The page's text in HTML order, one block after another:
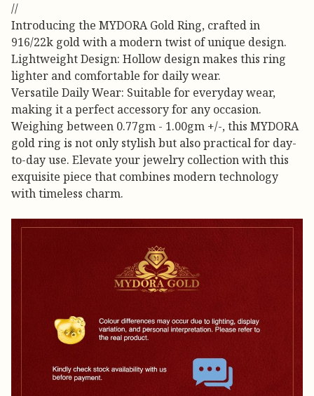
//
Introducing the MYDORA Gold Ring, crafted in
916/22k gold with a modern twist of unique design.
Lightweight Design: Hollow design makes this ring
lighter and comfortable for daily wear.
Versatile Daily Wear: Suitable for everyday wear,
making it a perfect accessory for any occasion.
Weighing between 0.77gm - 1.00gm +/-, this MYDORA
gold ring is not only stylish but also practical for day-
to-day use. Elevate your jewelry collection with this
exquisite piece that combines modern technology
with timeless charm.